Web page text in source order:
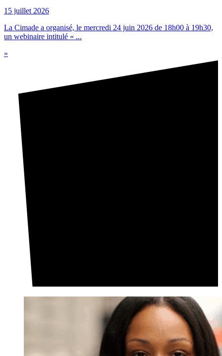
15 juillet 2026
La Cimade a organisé, le mercredi 24 juin 2026 de 18h00 à 19h30,
un webinaire intitulé « ...
»